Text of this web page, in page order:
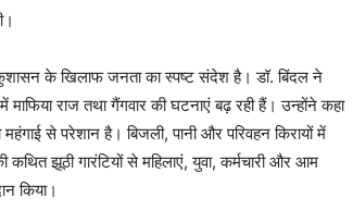
About
Contact us
Subscription Plans
के खिलाफ जनता का स्पष्ट संदेश है। डॉ. बिंदल ने
राज तथा गैंगवार की घटनाएं बढ़ रही हैं। उन्होंने कहा
से परेशान है। बिजली, पानी और परिवहन किरायों में
झूठी गारंटियों से महिलाएं, युवा, कर्मचारी और आम
किया।